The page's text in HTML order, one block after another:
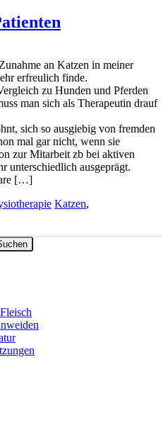
an Katzen in meiner
erfreulich finde.
zu Hunden und Pferden
man sich als Therapeutin drauf
sich so ausgiebig von fremden
mal gar nicht, wenn sie
zur Mitarbeit zb bei aktiven
unterschiedlich ausgeprägt.
[…]
Katzen,